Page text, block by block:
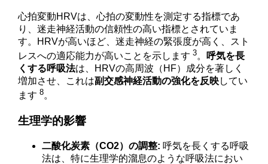
心拍変動HRVは、心拍の変動性を測定する指標であ
り、迷走神経活動の信頼性の高い指標とされていま
す。HRVが高いほど、迷走神経の緊張度が高く、スト
レスへの適応能力が高いことを示します3。 呼気を長
くする呼吸法は、HRVの高周波（HF）成分を著しく
増加させ、これは副交感神経活動の強化を反映してい
ます8。
生理学的影響
二酸化炭素（CO2）の調整: 呼気を長くする呼吸
法は、特に生理学的溜息のような呼吸法におい